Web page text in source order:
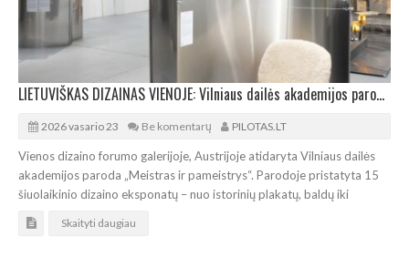
LIETUVIŠKAS DIZAINAS VIENOJE: Vilniaus dailės akademijos paroda „Meistras ir pameistrys“
2026 vasario 23 Be komentarų PILOTAS.LT
Vienos dizaino forumo galerijoje, Austrijoje atidaryta Vilniaus dailės
akademijos paroda „Meistras ir pameistrys“. Parodoje pristatyta 15
šiuolaikinio dizaino eksponatų – nuo istorinių plakatų, baldų iki
Skaityti daugiau